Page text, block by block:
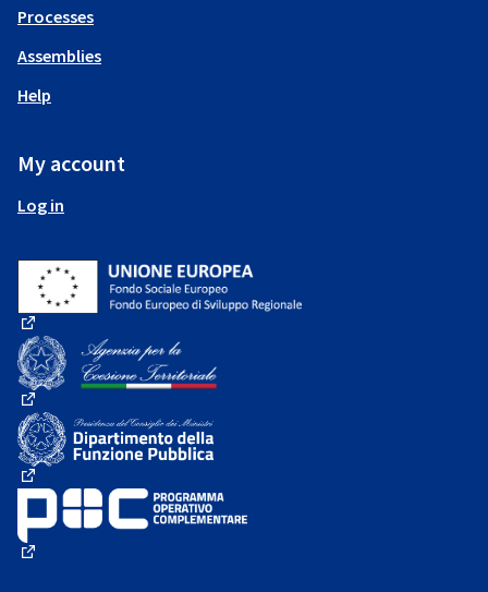
Processes
Assemblies
Help
My account
Log in
(External link)
(External link)
(External link)